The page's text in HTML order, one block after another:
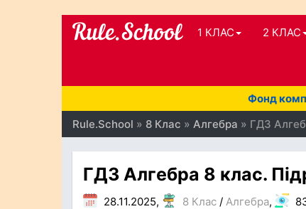
1 КЛАС 2 КЛАС
Фонд
Rule.School » 8 Клас » Алгебра » ГДЗ
ГДЗ Алгебра 8 клас.
28.11.2025, 8 Клас / Алгебра,